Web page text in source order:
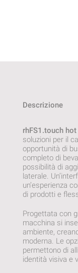
Descrizione
rhFS1.touch
soluzioni per il
opportunità di
completo di
possibilità di
laterale.
un’esperienza
di prodotti e
Progettata con
macchina si
ambiente,
moderna. Le
permettono di
identità visiva e